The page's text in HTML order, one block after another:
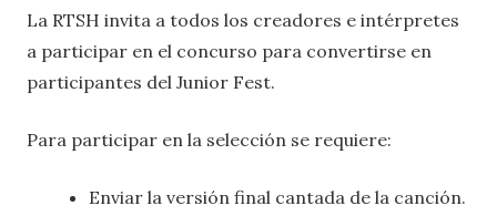
La RTSH invita a todos los creadores e intérpretes
a participar en el concurso para convertirse en
participantes del Junior Fest.
Para participar en la selección se requiere:
Enviar la versión final cantada de la canción.